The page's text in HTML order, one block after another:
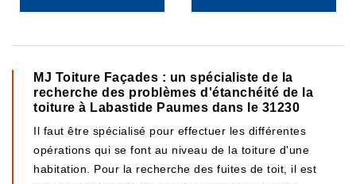
MJ Toiture Façades : un spécialiste de la
recherche des problèmes d'étanchéité de la
toiture à Labastide Paumes dans le 31230
Il faut être spécialisé pour effectuer les différentes
opérations qui se font au niveau de la toiture d'une
habitation. Pour la recherche des fuites de toit, il est